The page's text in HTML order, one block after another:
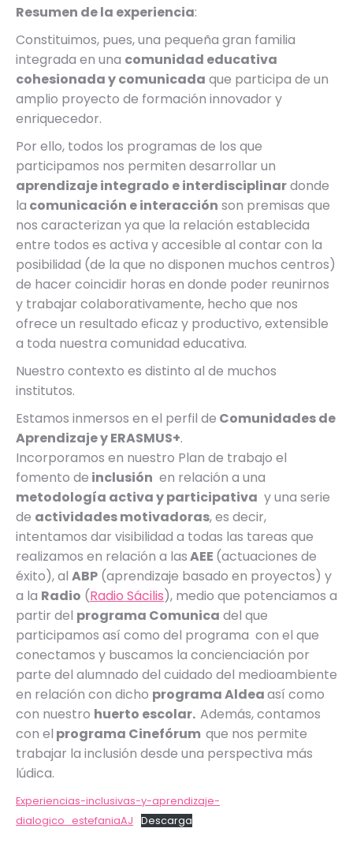
Resumen de la experiencia:
Constituimos, pues, una pequeña gran familia
integrada en una comunidad educativa
cohesionada y comunicada que participa de un
amplio proyecto de formación innovador y
enriquecedor.
Por ello, todos los programas de los que
participamos nos permiten desarrollar un
aprendizaje integrado e interdisciplinardonde
la comunicación e interacción son premisas que
nos caracterizan ya que la relación establecida
entre todos es activa y accesible al contar con la
posibilidad (de la que no disponen muchos centros)
de hacer coincidir horas en donde poder reunirnos
y trabajar colaborativamente, hecho que nos
ofrece un resultado eficaz y productivo, extensible
a toda nuestra comunidad educativa.
Nuestro contexto es distinto al de muchos
institutos.
Estamos inmersos en el perfil de Comunidades de
Aprendizaje y ERASMUS+.
Incorporamos en nuestro Plan de trabajo el
fomento de inclusión en relación a una
metodología activa y participativa y una serie
de actividades motivadoras, es decir,
intentamos dar visibilidad a todas las tareas que
realizamos en relación a lasAEE (actuaciones de
éxito), al ABP (aprendizaje basado en proyectos) y
a la Radio (Radio Sácilis), medio que potenciamos a
partir del programa Comunica del que
participamos así como del programa con el que
conectamos y buscamos la concienciación por
parte del alumnado del cuidado del medioambiente
en relación con dicho programa Aldeaasí como
con nuestro huerto escolar. Además, contamos
con el programa Cinefórum que nos permite
trabajar la inclusión desde una perspectiva más
lúdica.
Experiencias-inclusivas-y-aprendizaje-
dialogico_estefaniaAJ
Descarga